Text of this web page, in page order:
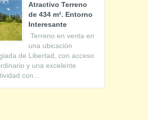
Atractivo Terreno
de 434 m². Entorno
Interesante
Terreno en venta en
una ubicación
de Libertad, con acceso
y una excelente
con...